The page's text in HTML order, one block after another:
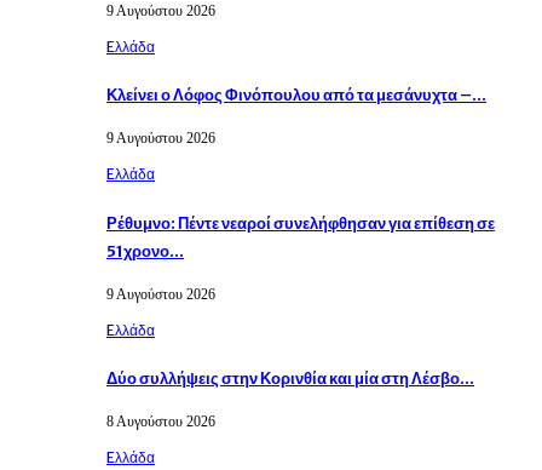
9 Αυγούστου 2026
Eλλάδα
Κλείνει ο Λόφος Φινόπουλου από τα μεσάνυχτα –…
9 Αυγούστου 2026
Eλλάδα
Ρέθυμνο: Πέντε νεαροί συνελήφθησαν για επίθεση σε
51χρονο…
9 Αυγούστου 2026
Eλλάδα
Δύο συλλήψεις στην Κορινθία και μία στη Λέσβο…
8 Αυγούστου 2026
Eλλάδα